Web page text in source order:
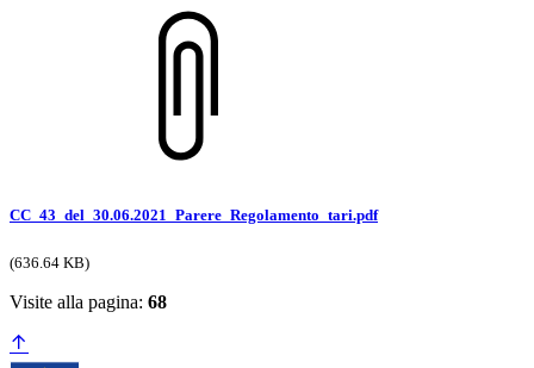
CC_43_del_30.06.2021_Parere_Regolamento_tari.pdf
(636.64 KB)
Visite alla pagina: 68